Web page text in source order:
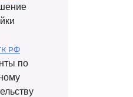
ГК РФ
по